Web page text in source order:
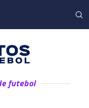
futebol